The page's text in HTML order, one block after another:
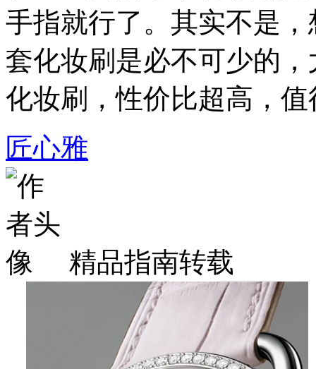
手指就行了。其实不是
套化妆刷是必不可少的
化妆刷，性价比超高，
匠心雅
精品指南转载